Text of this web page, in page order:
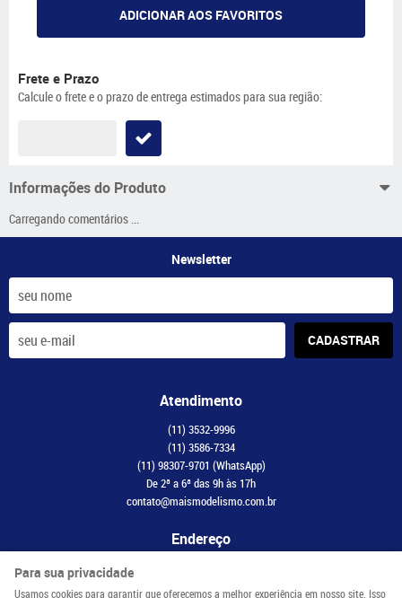
ADICIONAR AOS FAVORITOS
Frete e Prazo
Calcule o frete e o prazo de entrega estimados para sua região:
Informações do Produto
Carregando comentários ...
Newsletter
CADASTRAR
Atendimento
(11) 3532-9996
(11) 3586-7334
(11) 98307-9701 (WhatsApp)
De 2ª a 6ª das 9h às 17h
contato@maismodelismo.com.br
Endereço
Avenida Adolfo Pinheiro, 2056, CJ 34
Para sua privacidade
Usamos cookies para garantir que oferecemos a melhor experiência em nosso site. Isso